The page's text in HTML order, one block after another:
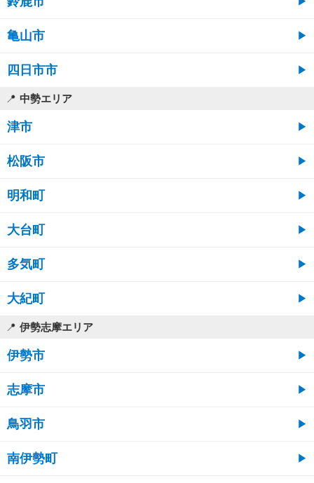
亀山市
四日市市
中勢エリア
津市
松阪市
明和町
大台町
多気町
大紀町
伊勢志摩エリア
伊勢市
志摩市
鳥羽市
南伊勢町